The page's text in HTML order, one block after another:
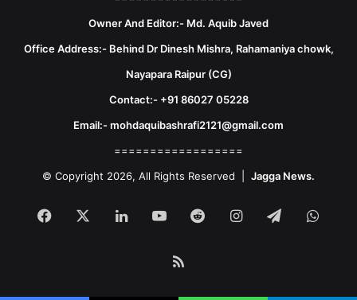
Owner And Editor:- Md. Aquib Javed
Office Address:- Behind Dr Dinesh Mishra, Rahamaniya chowk,
Nayapara Raipur (CG)
Contact:- +91 86027 05228
Email:- mohdaquibashrafi2121@gmail.com
==================
© Copyright 2026, All Rights Reserved | Jagga News.
Facebook LinkedInYouTubeRedditInstagram
Telegram
RSS